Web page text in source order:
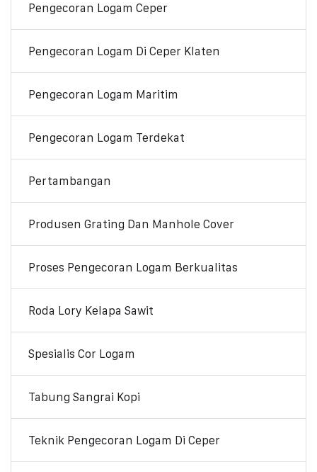
Pengecoran Logam Ceper
Pengecoran Logam Di Ceper Klaten
Pengecoran Logam Maritim
Pengecoran Logam Terdekat
Pertambangan
Produsen Grating Dan Manhole Cover
Proses Pengecoran Logam Berkualitas
Roda Lory Kelapa Sawit
Spesialis Cor Logam
Tabung Sangrai Kopi
Teknik Pengecoran Logam Di Ceper